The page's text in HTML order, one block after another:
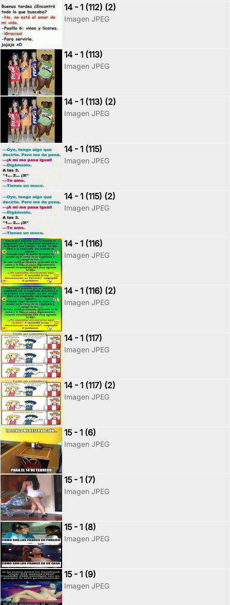
14 - 1 (112) (2)
Imagen JPEG
14 - 1 (113)
Imagen JPEG
14 - 1 (113) (2)
Imagen JPEG
14 - 1 (115)
Imagen JPEG
14 - 1 (115) (2)
Imagen JPEG
14 - 1 (116)
Imagen JPEG
14 - 1 (116) (2)
Imagen JPEG
14 - 1 (117)
Imagen JPEG
14 - 1 (117) (2)
Imagen JPEG
15 - 1 (6)
Imagen JPEG
15 - 1 (7)
Imagen JPEG
15 - 1 (8)
Imagen JPEG
15 - 1 (9)
Imagen JPEG